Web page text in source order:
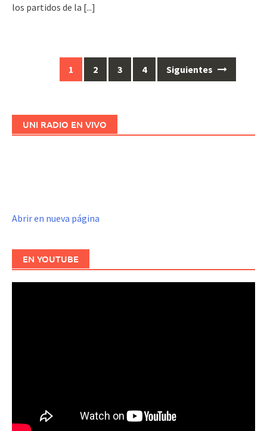
los partidos de la [...]
entradas
1 2 3 4 Siguientes
UNI RADIO EN VIVO
Abrir en nueva página
EN YOUTUBE